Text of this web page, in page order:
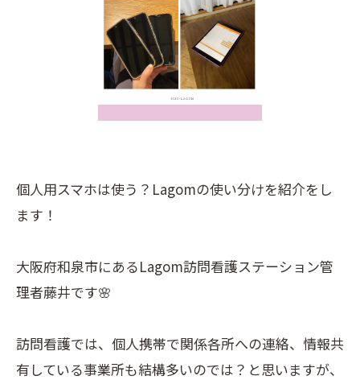
個人用スマホは使う？Lagomの使い分けを紹介をし
ます！
大阪府和泉市にあるLagom訪問看護ステーション管
理者藤井です🌸
訪問看護では、個人携帯で関係各所への連絡、情報共
有している事業所も結構多いのでは？と思いますが、